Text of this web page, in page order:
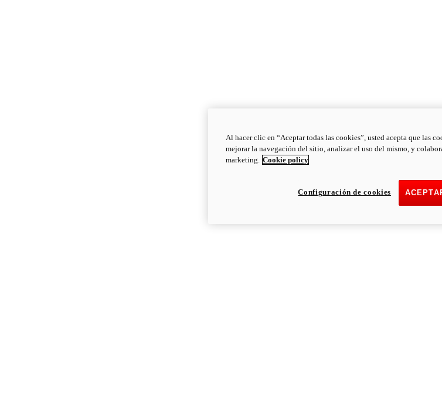
Al hacer clic en “Aceptar todas las cookies”, usted acepta que las
mejorar la navegación del sitio, analizar el uso del mismo, y
marketing. Cookie policy
Configuración de cookies